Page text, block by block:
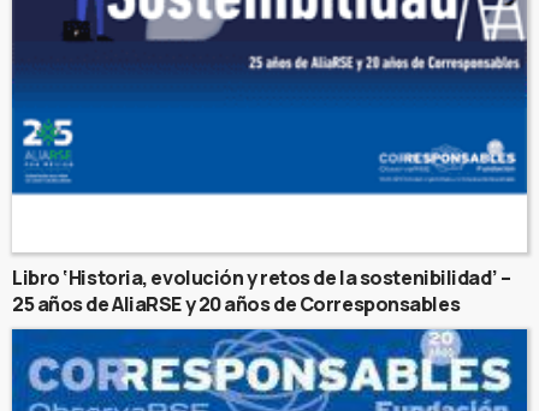
Libro ‘Historia, evolución y retos de la sostenibilidad’ –
25 años de AliaRSE y 20 años de Corresponsables